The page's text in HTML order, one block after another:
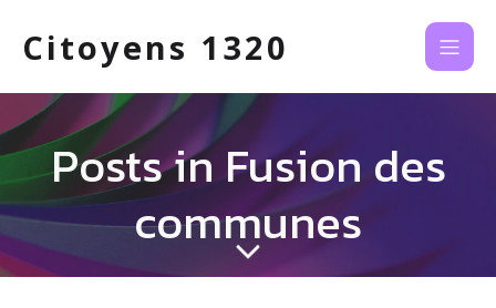
Citoyens 1320
Posts in Fusion des
communes